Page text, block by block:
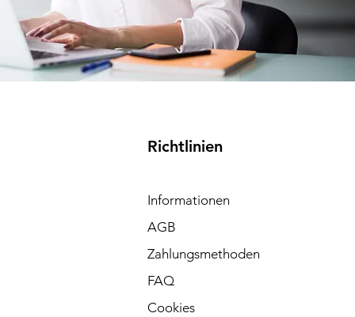
Richtlinien
Informationen
AGB
Zahlungsmethoden
FAQ
Cookies